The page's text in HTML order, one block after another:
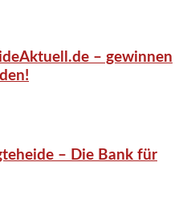
– gewinnen
– Die Bank für